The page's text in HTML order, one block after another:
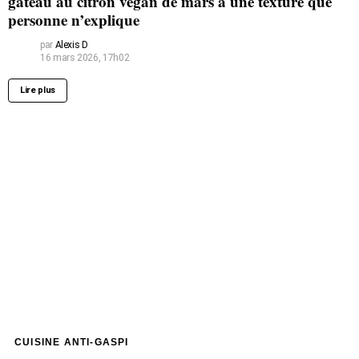
personne n’explique
par Alexis D
16 mars 2026, 17h02
Lire plus
CUISINE ANTI-GASPI